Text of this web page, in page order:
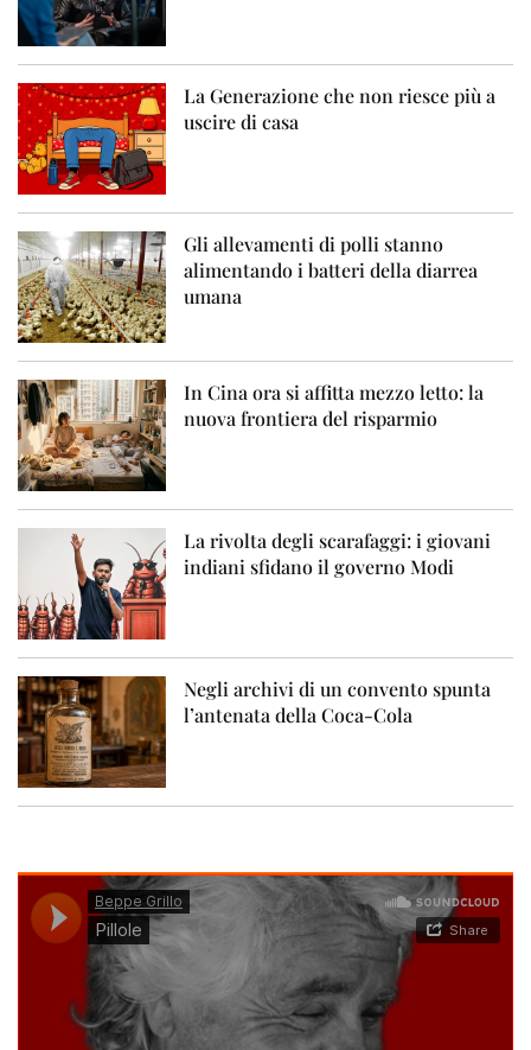
La Generazione che non riesce più a
uscire di casa
Gli allevamenti di polli stanno
alimentando i batteri della diarrea
umana
In Cina ora si affitta mezzo letto: la
nuova frontiera del risparmio
La rivolta degli scarafaggi: i giovani
indiani sfidano il governo Modi
Negli archivi di un convento spunta
l’antenata della Coca-Cola